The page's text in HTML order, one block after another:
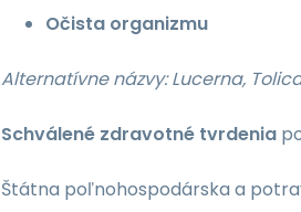
Očista organizmu
Alternatívne názvy: Lucerna,
Schválené zdravotné tvrdenia
Štátna poľnohospodárska a